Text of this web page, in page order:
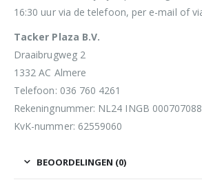
16:30 uur via de telefoon, per e-mail of
Tacker Plaza B.V.
Draaibrugweg 2
1332 AC Almere
Telefoon: 036 760 4261
Rekeningnummer: NL24 INGB
KvK-nummer: 62559060
BEOORDELINGEN (0)